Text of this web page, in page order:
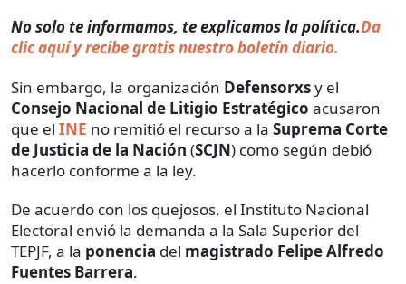
No solo te informamos, te explicamos la política.Da
clic aquí y recibe gratis nuestro boletín diario.
Sin embargo, la organización Defensorxsy el
Consejo Nacional de Litigio Estratégico acusaron
que el INE no remitió el recurso a la Suprema Corte
de Justicia de la Nación (SCJN) como según debió
hacerlo conforme a la ley.
De acuerdo con los quejosos, el Instituto Nacional
Electoral envió la demanda a la Sala Superior del
TEPJF, a la ponencia del magistrado Felipe Alfredo
Fuentes Barrera.